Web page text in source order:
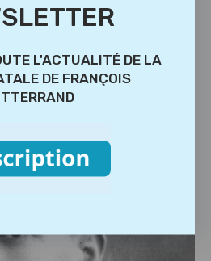
L'ACTUALITÉ DE LA
DE FRANÇOIS